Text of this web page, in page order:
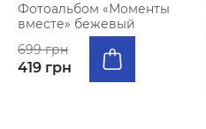
Фотоальбом «Моменты
вместе» бежевый
699 грн
419 грн